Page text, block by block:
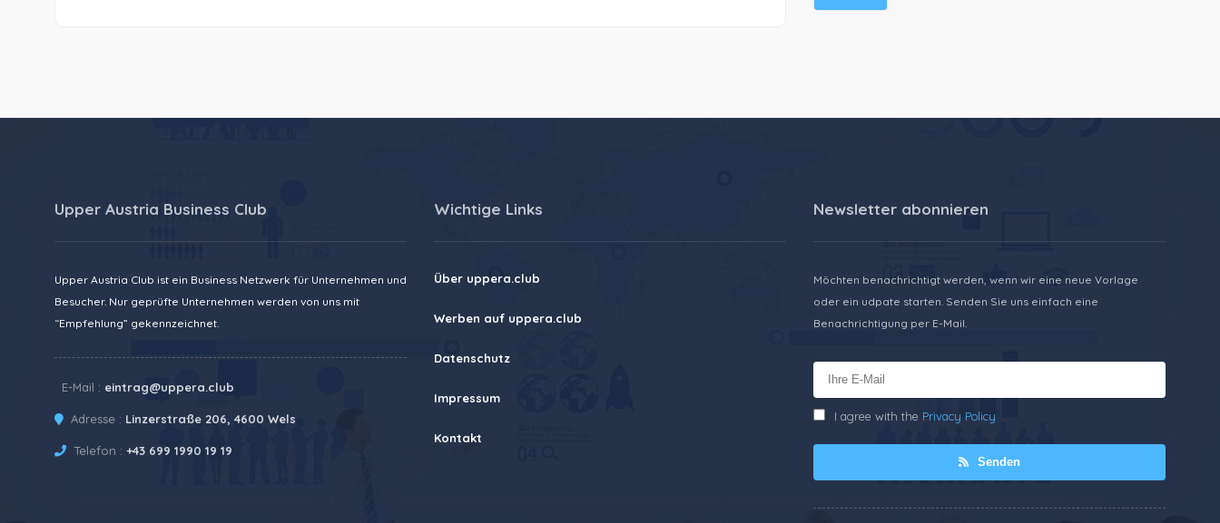
Upper Austria Business Club
Upper Austria Club ist ein Business Netzwerk für Unternehmen und
Besucher. Nur geprüfte Unternehmen werden von uns mit
“Empfehlung” gekennzeichnet.
E-Mail : eintrag@uppera.club
Adresse : Linzerstraße 206, 4600 Wels
Telefon : +43 699 1990 19 19
Wichtige Links
Über uppera.club
Werben auf uppera.club
Datenschutz
Impressum
Kontakt
Newsletter abonnieren
Möchten benachrichtigt werden, wenn wir eine neue Vorlage
oder ein udpate starten. Senden Sie uns einfach eine
Benachrichtigung per E-Mail.
I agree with the Privacy Policy
Senden